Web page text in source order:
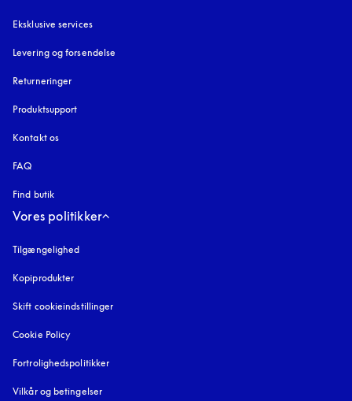
Eksklusive services
Levering og forsendelse
Returneringer
Produktsupport
Kontakt os
FAQ
Find butik
Vores politikker
Tilgængelighed
Kopiprodukter
Skift cookieindstillinger
Cookie Policy
Fortrolighedspolitikker
Vilkår og betingelser